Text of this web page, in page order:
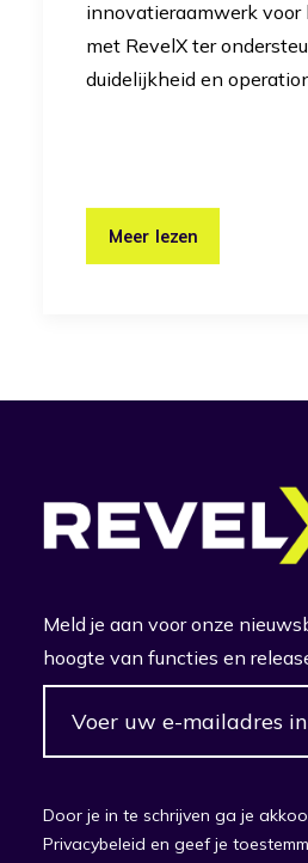
innovatieraamwerk voor
met RevelX ter
duidelijkheid en
Meer lezen
Meld je aan voor onze
hoogte van functies en
Door je in te schrijven ga je
Privacybeleid en geef je